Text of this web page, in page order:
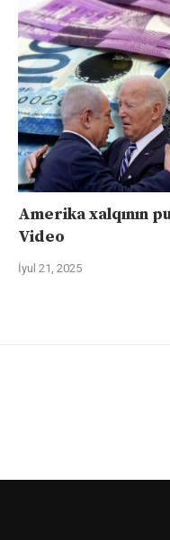
Amerika xalqının
Video
İyul 21, 2025